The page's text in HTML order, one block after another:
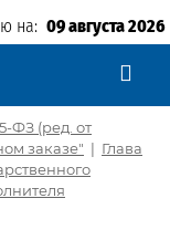
на: 09 августа 2026
ФЗ (ред. от
заказе" | Глава